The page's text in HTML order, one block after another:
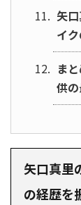
矢
イ
ま
供
矢口真里
の経歴を